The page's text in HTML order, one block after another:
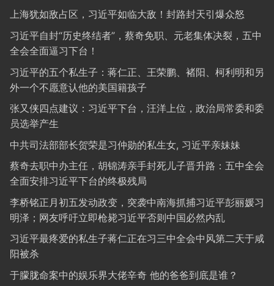
上海犹如敌占区，习近平如临大敌！封路封天引爆众怒
习近平自封“历史终结者”，蔡奇免职、元老集体决裂，五中
全会全面逼习下台！
习近平的五个私生子：蒋仁正、王荣鹏、褚阳、柯利明和另
外一个不愿意认他的美国籍孩子
张又侠四点建议：习近平下台，汪洋上位，政治局常委和委
员选举产生
中共司法部部长贺荣是习仲勋的私生女, 习近平亲妹妹
蔡奇去职中办主任，胡锦涛亲手封死儿子晋升路：五中全会
全面安排习近平下台的终极残局
李桥铭正月初五发动政变，突袭中南海抓捕习近平彭丽媛习
明泽；网友呼吁立即枪毙习近平否则中国必然内乱
习近平最疼爱的私生子蒋仁正在习三中全会中风第二天于咸
阳被杀
于朦胧命案中的娱乐界大佬辛奇 他的爸爸到底是谁？